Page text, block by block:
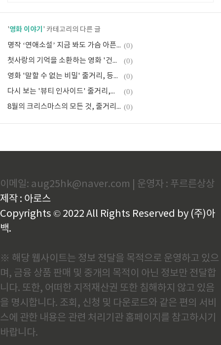
'영화 이야기 ' 카테고리의 다른 글
명작 ‘연애소설’ 지금 봐도 가슴 아픈 이유 (줄거리, 등장인물, 감상평) (0)
첫사랑의 기억을 소환하는 영화 '건축학개론' (줄거리, 등장인물, 감상평) (0)
영화 '말할 수 없는 비밀' 줄거리, 등장인물, 명장면 ,감상평 (0)
다시 보는 '뷰티 인사이드' 줄거리,등장인물,감동 명장면 (0)
8월의 크리스마스의 모든 것, 줄거리부터 등장인물 , 촬영지, 결말까지 (0)
이메일: aug25hk@naver.com | 운영자 : 푸르른상상
제작 : 아로스
Copyrights © 2022 All Rights Reserved by (주)아
백.
※ 해당 웹사이트는 정보 전달을 목적으로 운영하고 있으
며, 금융 상품 판매 및 중개의 목적이 아닌 정보만 전달합
니다. 또한, 어떠한 지적재산권 또한 침해하지 않고 있음
을 명시합니다. 조회, 신청 및 다운로드와 같은 편의 서비
스에 관한 내용은 관련 처리기관 홈페이지를 참고하시기
바랍니다.